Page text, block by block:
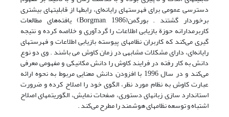
دسترسی عمومی برای فهرستهای رایانه‌ای، رابطها از قابلیتهای بیشتری
برخوردار گشتند . بورگمن(Borgman, 1986) یافته‌های مطالعات
کاربرمدارانه حوزة بازیابی اطلاعات را گردآوری و خلاصه کرده و نتیجه
گیری می‌کند که کاربران نظامهای پیوسته بازیابی اطلاعات و فهرستهای
رایانه‌ای، دارای مشکلات مشابهی در زمان کاوش می باشند . وی دو نوع
دانش به کار رفته در فرایند کاوش را دانش مکانیکی و مفهومی معرفی
می‌کند و در سال 1996 با افزودن دانش معنایی مربوط به نحوه ارائه
عبارت کاوش به نظام مورد نظر، الگوی خود را اصلاح کرده و ضرورت
استاندارد سازی زبانهای دستوری، صفحات نمایش، الگوریتمهای اصلاح
اشتباه و توسعه نظامهای هوشمند را مطرح می‌کند .